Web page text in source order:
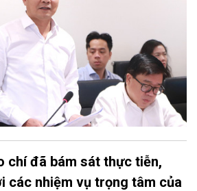
chí đã bám sát thực tiễn,
các nhiệm vụ trọng tâm của